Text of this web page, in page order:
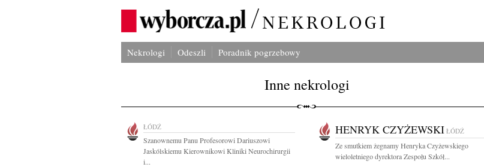
Nekrologi Odeszli Poradnik pogrzebowy
Inne nekrologi
ŁÓDŹ
Szanownemu Panu Profesorowi Dariuszowi
Jaskólskiemu Kierownikowi Kliniki Neurochirurgii
i...
HENRYK CZYŻEWSKI ŁÓDŹ
Ze smutkiem żegnamy Henryka Czyżewskiego
wieloletniego dyrektora Zespołu Szkół...